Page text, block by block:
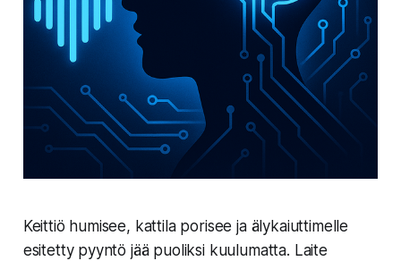
Keittiö humisee, kattila porisee ja älykaiuttimelle
esitetty pyyntö jää puoliksi kuulumatta. Laite